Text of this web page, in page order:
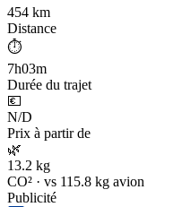
454 km
Distance
⏱️
7h03m
Durée du trajet
💶
N/D
Prix à partir de
🌿
13.2 kg
CO² · vs 115.8 kg avion
Publicité